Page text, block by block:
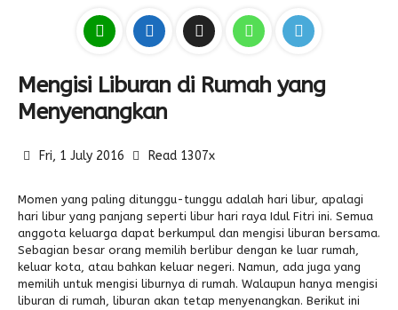
Struktur Organisasi
Seragam
Pengumuman
Guru & Karyawan
Padmanaba Smart Service
Karya Siswa
Progresif #37
Padstory
Antologi Puisi 1
Antologi Puisi 2
Fasilitas
Eskul
Kegiatan Kemitraan
Download
Bulletin
Padnews
Majalah Progresif
Link Referensi
Event Padmanaba
Penbes 2026
Alumni
Mengisi Liburan di Rumah yang
Menyenangkan
Fri, 1 July 2016 Read 1307x
Momen yang paling ditunggu-tunggu adalah hari libur, apalagi
hari libur yang panjang seperti libur hari raya Idul Fitri ini. Semua
anggota keluarga dapat berkumpul dan mengisi liburan bersama.
Sebagian besar orang memilih berlibur dengan ke luar rumah,
keluar kota, atau bahkan keluar negeri. Namun, ada juga yang
memilih untuk mengisi liburnya di rumah. Walaupun hanya mengisi
liburan di rumah, liburan akan tetap menyenangkan. Berikut ini